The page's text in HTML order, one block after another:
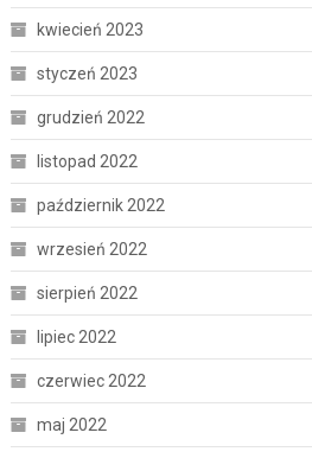
kwiecień 2023
styczeń 2023
grudzień 2022
listopad 2022
październik 2022
wrzesień 2022
sierpień 2022
lipiec 2022
czerwiec 2022
maj 2022